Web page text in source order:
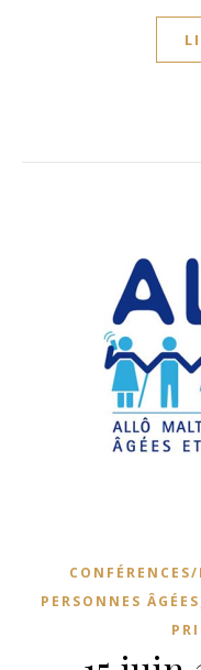
PERSONNES ÂGÉES